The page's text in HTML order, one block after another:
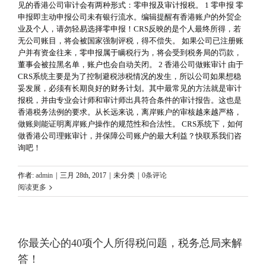
见的香港公司审计会有两种形式：零申报及审计报税。 1 零申报 零
申报即主动申报公司未有银行流水。编辑提醒有香港账户的外贸企
业及个人，请勿轻易选择零申报！CRS反映的是个人最终所得，若
无公司账目，将会被国家强制评税，得不偿失。 如果公司已注册账
户并有资金往来，零申报属于瞒税行为，将会受到税务局的罚款，
董事会被拉黑名单，账户也会自动关闭。 2 香港公司做账审计 由于
CRS系统主要是为了控制避税涉税情况的发生，所以公司如果想稳
妥发展，必须有长期良好的财务计划。其中最常见的方法就是审计
报税，并由专业会计师和审计师出具符合条件的审计报告。这也是
香港税务法例的要求。从长远来说，离岸账户的审核越来越严格，
做账则能证明离岸账户操作的规范性和合法性。 CRS系统下，如何
做香港公司理账审计，并保障公司账户的最大利益？快联系我们咨
询吧！
作者: admin 三月 28th, 2017 未分类
0条评论
阅读更多
你最关心的40项个人所得税问题，税务总局来解
答！